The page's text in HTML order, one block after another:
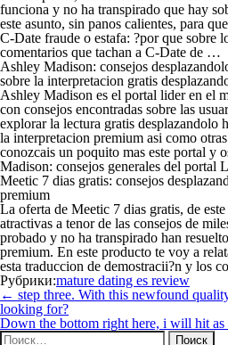
funciona y no ha transpirado que hay
este asunto, sin panos calientes, para
C-Date fraude o estafa: ?por que sobre
comentarios que tachan a C-Date de …
Ashley Madison: consejos
sobre la interpretacion gratis
Ashley Madison es el portal lider en el
con consejos encontradas sobre las
explorar la lectura gratis desplazandolo
la interpretacion premium asi como
conozcais un poquito mas este portal y
Madison: consejos generales del
Meetic 7 dias gratis: consejos
premium
La oferta de Meetic 7 dias gratis, de
atractivas a tenor de las consejos de
probado y no ha transpirado han
premium. En este producto te voy a
esta traduccion de demostracii?n y los
Рубрики:mature dating es review
Навигация
по
записям
← step three. With this newfound
looking for?
Down the bottom right here, i will hit as
Найти: